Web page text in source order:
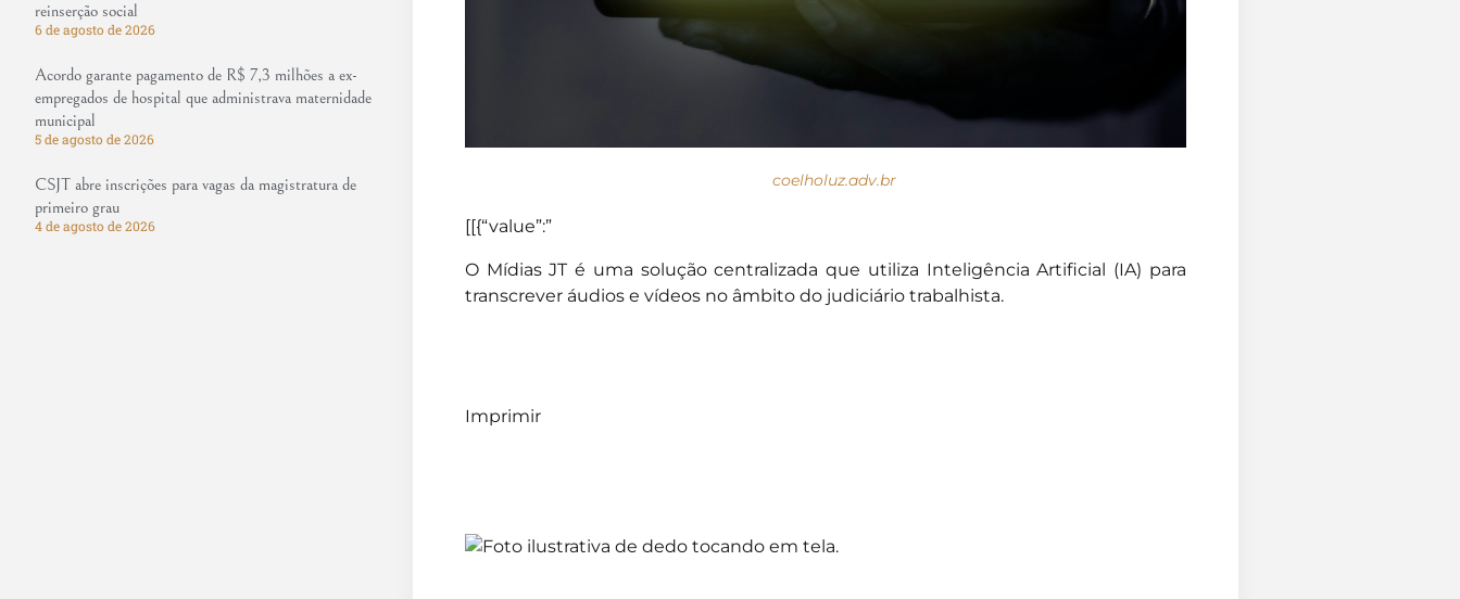
reinserção social
6 de agosto de 2026
Acordo garante pagamento de R$ 7,3 milhões a ex-
empregados de hospital que administrava maternidade
municipal
5 de agosto de 2026
CSJT abre inscrições para vagas da magistratura de
primeiro grau
4 de agosto de 2026
coelholuz.adv.br
[[{“value”:”
O Mídias JT é uma solução centralizada que utiliza Inteligência Artificial (IA) para
transcrever áudios e vídeos no âmbito do judiciário trabalhista.
Imprimir